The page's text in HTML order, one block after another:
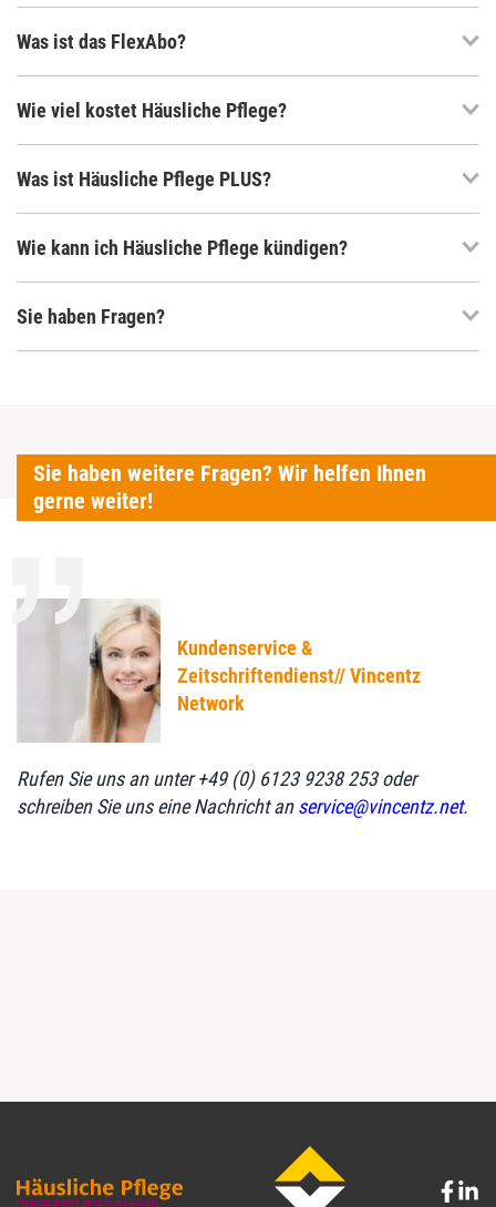
Was ist das FlexAbo?
Wie viel kostet Häusliche Pflege?
Was ist Häusliche Pflege PLUS?
Wie kann ich Häusliche Pflege kündigen?
Sie haben Fragen?
Sie haben weitere Fragen? Wir helfen Ihnen
gerne weiter!
Kundenservice &
Zeitschriftendienst// Vincentz
Network
Rufen Sie uns an unter +49 (0) 6123 9238 253 oder
schreiben Sie uns eine Nachricht anservice@vincentz.net.